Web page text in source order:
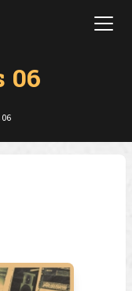
06